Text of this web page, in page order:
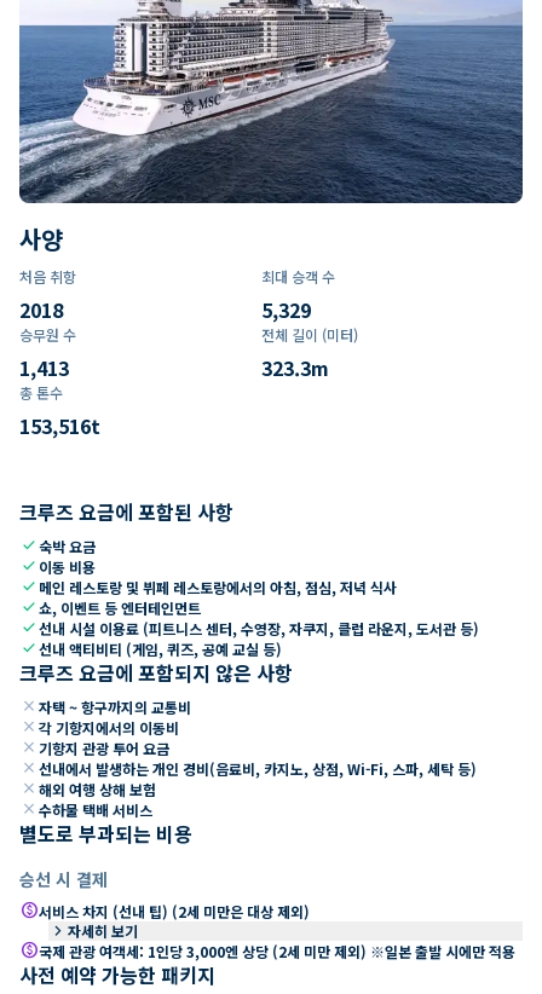
사양
처음 취항
2018
최대 승객 수
5,329
승무원 수
1,413
전체 길이 (미터)
323.3m
총 톤수
153,516t
크루즈 요금에 포함된 사항
check숙박 요금
check 이동 비용
check 메인 레스토랑 및 뷔페 레스토랑에서의 아침, 점심, 저녁 식사
check쇼, 이벤트 등 엔터테인먼트
check선내 시설 이용료 (피트니스 센터, 수영장, 자쿠지, 클럽 라운지, 도서관 등)
check선내 액티비티 (게임, 퀴즈, 공예 교실 등)
크루즈 요금에 포함되지 않은 사항
close 자택 ~ 항구까지의 교통비
close 각 기항지에서의 이동비
close 기항지 관광 투어 요금
close 선내에서 발생하는 개인 경비(음료비, 카지노, 상점, Wi-Fi, 스파, 세탁 등)
close 해외 여행 상해 보험
close 수하물 택배 서비스
별도로 부과되는 비용
승선 시 결제
paid서비스 차지 (선내 팁) (2세 미만은 대상 제외)
keyboard_arrow_right 자세히 보기
paid국제 관광 여객세: 1인당 3,000엔 상당 (2세 미만 제외) ※일본 출발 시에만 적용
사전 예약 가능한 패키지